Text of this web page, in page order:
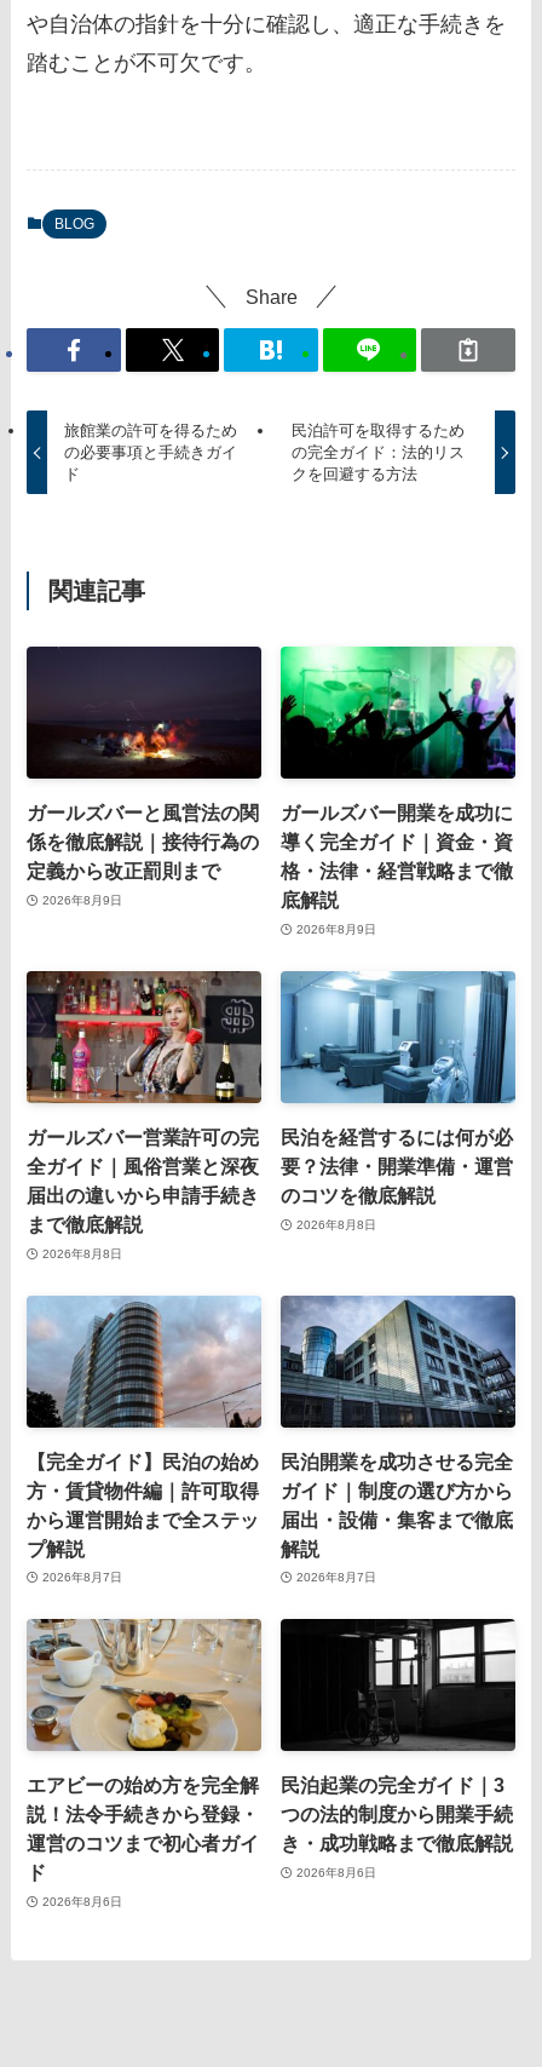
や自治体の指針を十分に確認し、適正な手続きを
踏むことが不可欠です。
BLOG
Share
旅館業の許可を得るため
の必要事項と手続きガイ
ド
民泊許可を取得するため
の完全ガイド：法的リス
クを回避する方法
関連記事
ガールズバーと風営法の関
係を徹底解説｜接待行為の
定義から改正罰則まで
2026年8月9日
ガールズバー開業を成功に
導く完全ガイド｜資金・資
格・法律・経営戦略まで徹
底解説
2026年8月9日
ガールズバー営業許可の完
全ガイド｜風俗営業と深夜
届出の違いから申請手続き
まで徹底解説
2026年8月8日
民泊を経営するには何が必
要？法律・開業準備・運営
のコツを徹底解説
2026年8月8日
【完全ガイド】民泊の始め
方・賃貸物件編｜許可取得
から運営開始まで全ステッ
プ解説
2026年8月7日
民泊開業を成功させる完全
ガイド｜制度の選び方から
届出・設備・集客まで徹底
解説
2026年8月7日
エアビーの始め方を完全解
説！法令手続きから登録・
運営のコツまで初心者ガイ
ド
2026年8月6日
民泊起業の完全ガイド｜3
つの法的制度から開業手続
き・成功戦略まで徹底解説
2026年8月6日